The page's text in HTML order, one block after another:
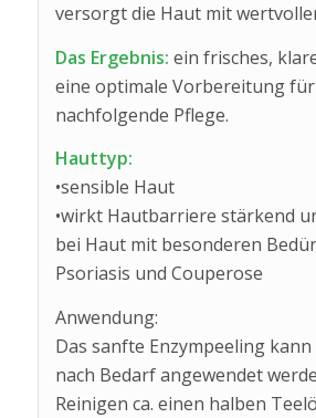
versorgt die Haut mit
Das Ergebnis: ein frisches,
eine optimale Vorbereitung
nachfolgende Pflege.
Hauttyp:
•sensible Haut
•wirkt Hautbarriere stärkend
bei Haut mit besonderen
Psoriasis und Couperose
Anwendung:
Das sanfte Enzympeeling
nach Bedarf angewendet
Reinigen ca. einen halben